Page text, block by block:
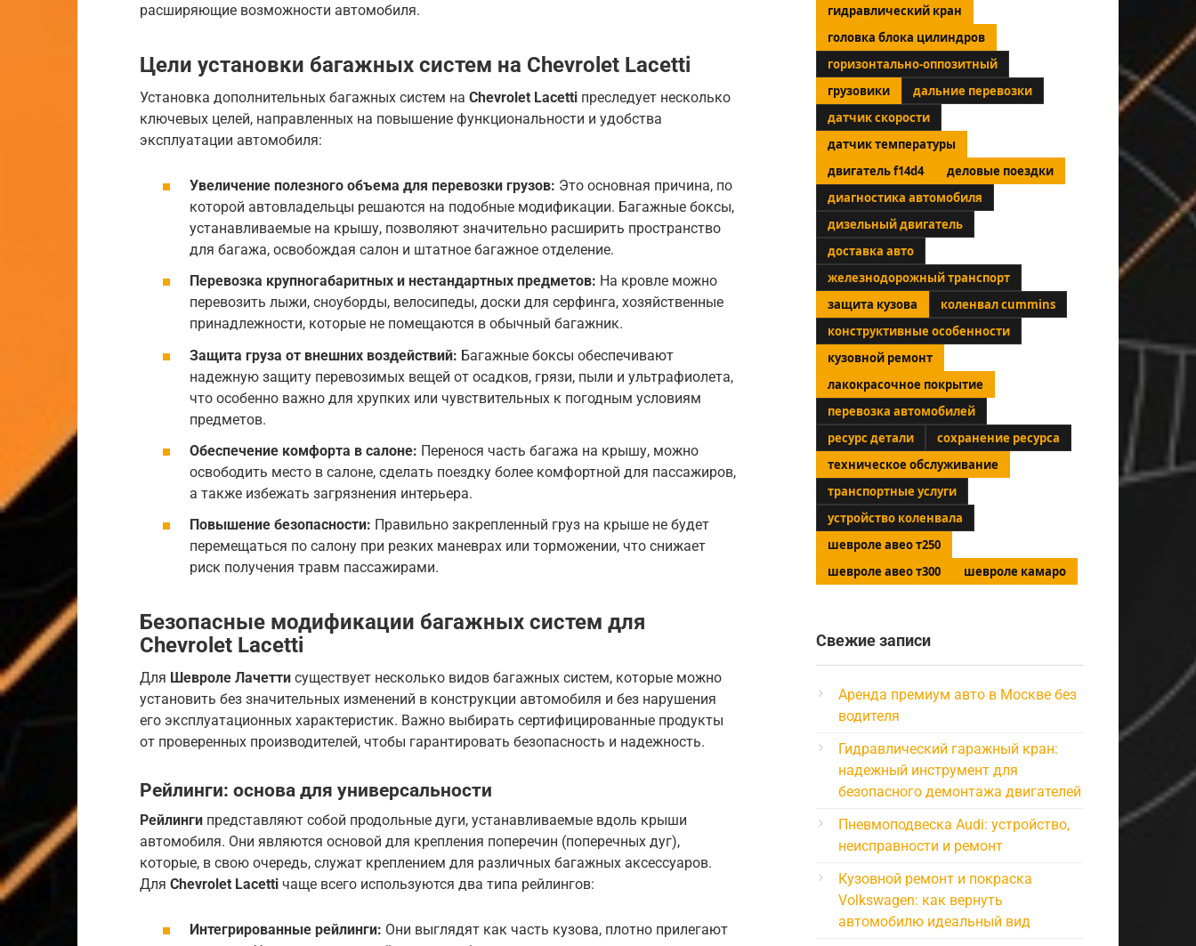
расширяющие возможности автомобиля.
Цели установки багажных систем на Chevrolet Lacetti
Установка дополнительных багажных систем на Chevrolet Lacetti преследует несколько
ключевых целей, направленных на повышение функциональности и удобства
эксплуатации автомобиля:
Увеличение полезного объема для перевозки грузов: Это основная причина, по
которой автовладельцы решаются на подобные модификации. Багажные боксы,
устанавливаемые на крышу, позволяют значительно расширить пространство
для багажа, освобождая салон и штатное багажное отделение.
Перевозка крупногабаритных и нестандартных предметов: На кровле можно
перевозить лыжи, сноуборды, велосипеды, доски для серфинга, хозяйственные
принадлежности, которые не помещаются в обычный багажник.
Защита груза от внешних воздействий: Багажные боксы обеспечивают
надежную защиту перевозимых вещей от осадков, грязи, пыли и ультрафиолета,
что особенно важно для хрупких или чувствительных к погодным условиям
предметов.
Обеспечение комфорта в салоне: Перенося часть багажа на крышу, можно
освободить место в салоне, сделать поездку более комфортной для пассажиров,
а также избежать загрязнения интерьера.
Повышение безопасности: Правильно закрепленный груз на крыше не будет
перемещаться по салону при резких маневрах или торможении, что снижает
риск получения травм пассажирами.
Безопасные модификации багажных систем для
Chevrolet Lacetti
Для Шевроле Лачетти существует несколько видов багажных систем, которые можно
установить без значительных изменений в конструкции автомобиля и без нарушения
его эксплуатационных характеристик. Важно выбирать сертифицированные продукты
от проверенных производителей, чтобы гарантировать безопасность и надежность.
Рейлинги: основа для универсальности
Рейлинги представляют собой продольные дуги, устанавливаемые вдоль крыши
автомобиля. Они являются основой для крепления поперечин (поперечных дуг),
которые, в свою очередь, служат креплением для различных багажных аксессуаров.
Для Chevrolet Lacetti чаще всего используются два типа рейлингов:
Интегрированные рейлинги: Они выглядят как часть кузова, плотно прилегают
гидравлический кран
головка блока цилиндров
горизонтально-оппозитный
грузовики
дальние перевозки
датчик скорости
датчик температуры
двигатель f14d4
деловые поездки
диагностика автомобиля
дизельный двигатель
доставка авто
железнодорожный транспорт
защита кузова
коленвал cummins
конструктивные особенности
кузовной ремонт
лакокрасочное покрытие
перевозка автомобилей
ресурс детали
сохранение ресурса
техническое обслуживание
транспортные услуги
устройство коленвала
шевроле авео т250
шевроле авео т300
шевроле камаро
Свежие записи
Аренда премиум авто в Москве без
водителя
Гидравлический гаражный кран:
надежный инструмент для
безопасного демонтажа двигателей
Пневмоподвеска Audi: устройство,
неисправности и ремонт
Кузовной ремонт и покраска
Volkswagen: как вернуть
автомобилю идеальный вид